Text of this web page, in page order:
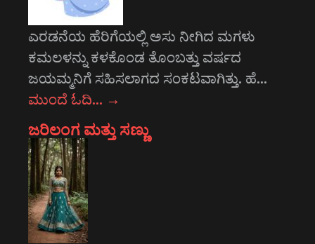
ಎರಡನೆಯ ಹೆರಿಗೆಯಲ್ಲಿ ಅಸು ನೀಗಿದ ಮಗಳು
ಕಮಲಳನ್ನು ಕಳಕೊಂಡ ತೊಂಬತ್ತು ವರ್ಷದ
ಜಯಮ್ಮನಿಗೆ ಸಹಿಸಲಾಗದ ಸಂಕಟವಾಗಿತ್ತು. ಹೆ…
ಮುಂದೆ ಓದಿ… →
ಜರಿಲಂಗ ಮತ್ತು ಸಣ್ಣು